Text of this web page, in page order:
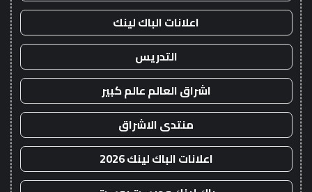
اعلانات الباك لينك
التدريس
اشراق العالم عالم كبير
منتدى الاشراق
اعلانات الباك لينك 2026